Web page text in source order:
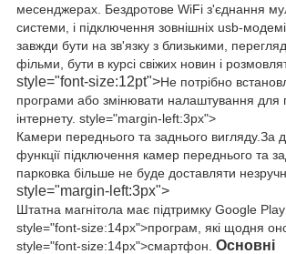
месенджерах. Бездротове WiFi з'єднання
системи, і підключення зовнішніх usb-
завжди бути на зв'язку з близькими,
фільми, бути в курсі свіжих новин і
style="font-size:12pt">Не потрібно
програми або змінювати налаштування для
інтернету. style="margin-left:3px">
Камери переднього та заднього вигляду.За
функції підключення камер переднього та
парковка більше не буде доставляти
style="margin-left:3px">
Штатна магнітола має підтримку Google
style="font-size:14px">програм, які щодня
style="font-size:14px">смартфон. Основні